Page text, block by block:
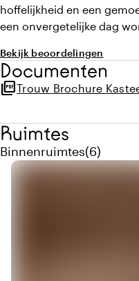
hoffelijkheid en een
een onvergetelijke dag
Bekijk beoordelingen
Documenten
picture_as_pdfTrouw Brochure
Ruimtes
Binnenruimtes
Aantal binnenruimtes: 6
(6)